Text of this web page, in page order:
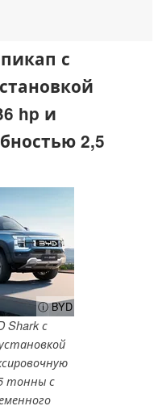
с
hp и
2,5
ⓘ BYD
Shark с
тонны с